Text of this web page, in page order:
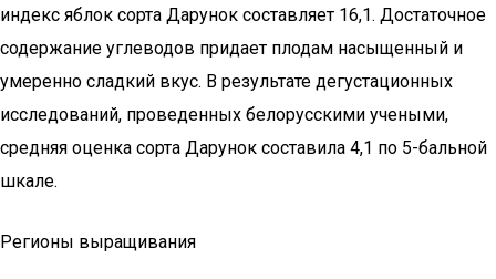
индекс яблок сорта Дарунок составляет 16,1. Достаточное
содержание углеводов придает плодам насыщенный и
умеренно сладкий вкус. В результате дегустационных
исследований, проведенных белорусскими учеными,
средняя оценка сорта Дарунок составила 4,1 по 5-бальной
шкале.
Регионы выращивания